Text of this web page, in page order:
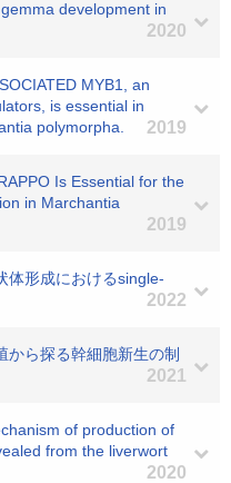
development in
2020
MYB1, an
is essential in
polymorpha.
2019
Is Essential for the
in Marchantia
2019
体形成におけるsingle-
2022
ら探る幹細胞新生の制
2021
of production of
from the liverwort
2020